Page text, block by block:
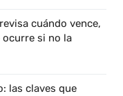
cuándo vence,
si no la
las claves que